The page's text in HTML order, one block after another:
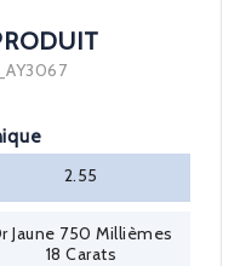
2.55
Jaune 750 Millièmes
18 Carats